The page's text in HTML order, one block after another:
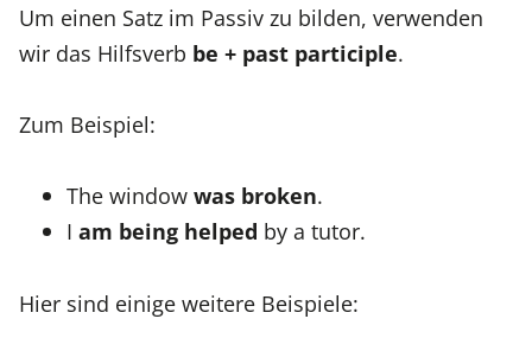
Um einen Satz im Passiv zu bilden, verwenden
wir das Hilfsverb be + past participle.
Zum Beispiel:
The window was broken.
I am being helped by a tutor.
Hier sind einige weitere Beispiele: